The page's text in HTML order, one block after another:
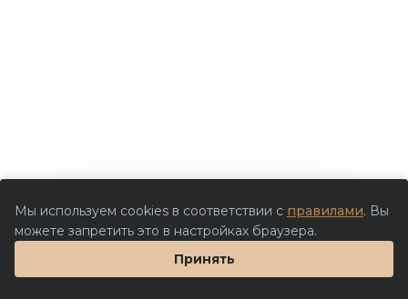
Мы используем cookies в соответствии с правилами. Вы
можете запретить это в настройках браузера.
Принять